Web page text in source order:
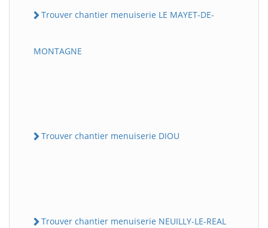
Trouver chantier menuiserie LE MAYET-DE-
MONTAGNE
Trouver chantier menuiserie DIOU
Trouver chantier menuiserie NEUILLY-LE-REAL